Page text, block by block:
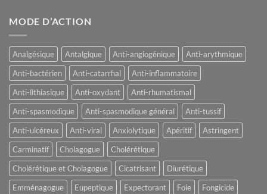
MODE D’ACTION
Analgésique Antalgique Anti-angiogénique
Anti-arythmique
Anti-bactérien
Anti-catarrhal
Anti-inflammatoire
Anti-lithiasique
Anti-oxydant
Anti-rhumatismal
Anti-spasmodique
Anti-spasmodique général
Anti-tussif
Anti-ulcéreux
Anti-viral Anxiolytique Apéritif
Astringent
Carminatif
Cholagogue
Cholérétique
Cholérétique et Cholagogue
Cicatrisant
Diurétique
Emménagogue
Eupeptique Expectorant Foie
Fongicide